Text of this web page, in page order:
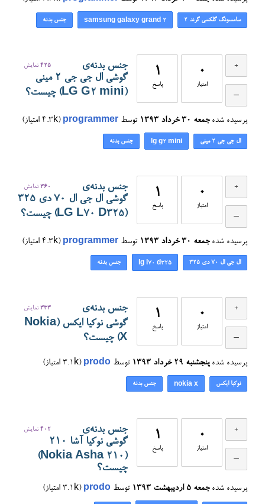
سامسونگ گلکسی گرند 2 samsung galaxy grand 2 جنس بدنه
0
امتیاز
1
پاسخ
425 نمایش
جنس بدنه‌ی
گوشی ال جی جی 2 مینی
(LG G2 mini) چیست؟
پرسیده شده جمعه ۳۰ خرداد ۱۳۹۳ توسط programmer
(
4.3k امتیاز)
ال جی جی ۲ مینی lg g2 mini جنس بدنه
0
امتیاز
1
پاسخ
360 نمایش
جنس بدنه‌ی
گوشی ال جی ال 70 دی ۳۲۵
(LG L70 D325) چیست؟
پرسیده شده جمعه ۳۰ خرداد ۱۳۹۳ توسط programmer
(
4.3k امتیاز)
ال جی ال 70 دی ۳۲۵ lg l70 d325 جنس بدنه
0
امتیاز
1
پاسخ
333 نمایش
جنس بدنه‌ی
گوشی نوکیا ایکس (Nokia
X) چیست؟
پرسیده شده پنجشنبه ۲۹ خرداد ۱۳۹۳ توسط prodo
(
3.1k امتیاز)
نوکیا ایکس nokia x جنس بدنه
0
امتیاز
1
پاسخ
402 نمایش
جنس بدنه‌ی
گوشی نوکیا آشا ۲۱۰
(Nokia Asha 210)
چیست؟
پرسیده شده جمعه ۵ اردیبهشت ۱۳۹۳ توسط prodo
(
3.1k امتیاز)